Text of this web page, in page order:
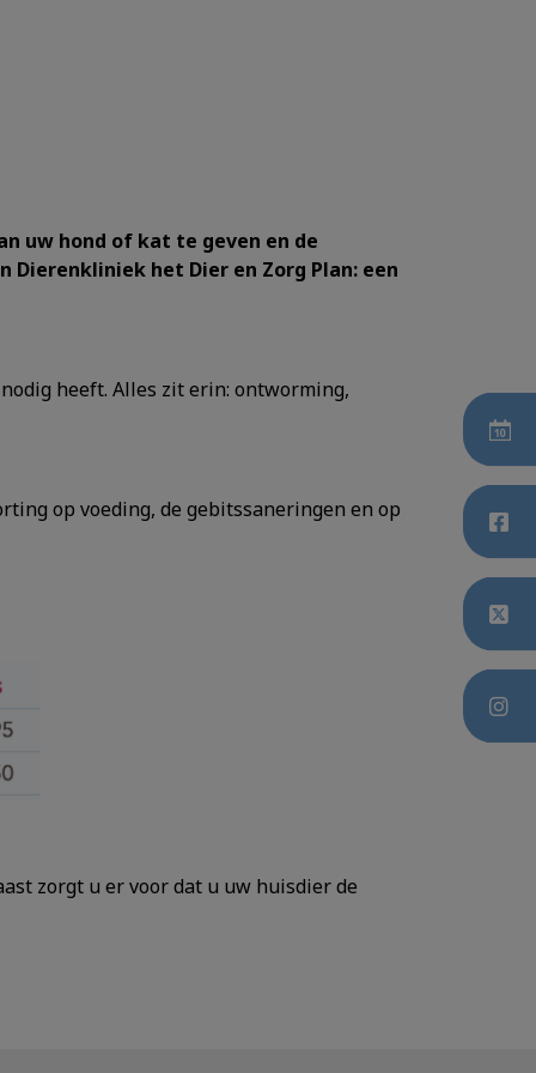
uw hond of kat te geven en de
het Dier en Zorg Plan: een
heeft. Alles zit erin: ontworming,
op voeding, de gebitssaneringen en op
zorgt u er voor dat u uw huisdier de